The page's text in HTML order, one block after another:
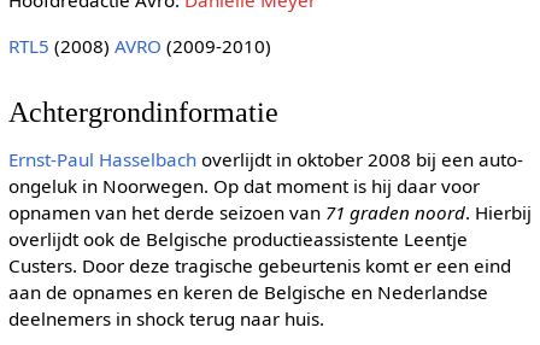
RTL5 (2008) AVRO (2009-2010)
Achtergrondinformatie
Ernst-Paul Hasselbachoverlijdt in oktober 2008 bij een auto-
ongeluk in Noorwegen. Op dat moment is hij daar voor
opnamen van het derde seizoen van 71 graden noord. Hierbij
overlijdt ook de Belgische productieassistente Leentje
Custers. Door deze tragische gebeurtenis komt er een eind
aan de opnames en keren de Belgische en Nederlandse
deelnemers in shock terug naar huis.